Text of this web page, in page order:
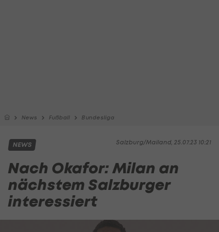
News Fußball Bundesliga
Salzburg/Mailand, 25.07.23 10:21
NEWS
Nach Okafor: Milan an
nächstem Salzburger
interessiert